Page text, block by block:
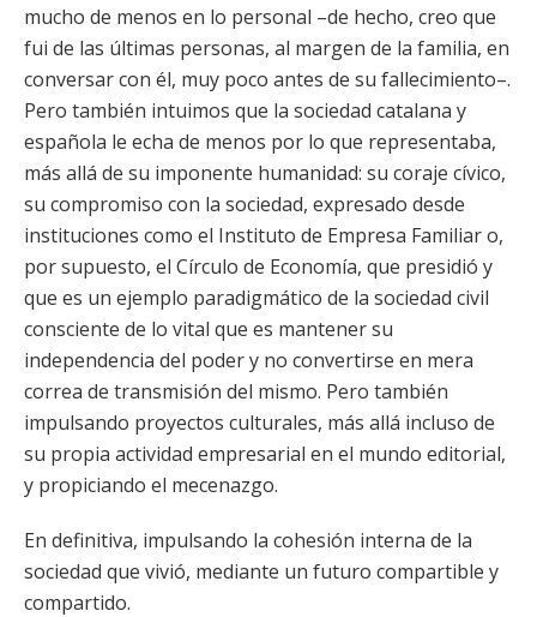
mucho de menos en lo personal –de hecho, creo que
fui de las últimas personas, al margen de la familia, en
conversar con él, muy poco antes de su fallecimiento–.
Pero también intuimos que la sociedad catalana y
española le echa de menos por lo que representaba,
más allá de su imponente humanidad: su coraje cívico,
su compromiso con la sociedad, expresado desde
instituciones como el Instituto de Empresa Familiar o,
por supuesto, el Círculo de Economía, que presidió y
que es un ejemplo paradigmático de la sociedad civil
consciente de lo vital que es mantener su
independencia del poder y no convertirse en mera
correa de transmisión del mismo. Pero también
impulsando proyectos culturales, más allá incluso de
su propia actividad empresarial en el mundo editorial,
y propiciando el mecenazgo.
En definitiva, impulsando la cohesión interna de la
sociedad que vivió, mediante un futuro compartible y
compartido.